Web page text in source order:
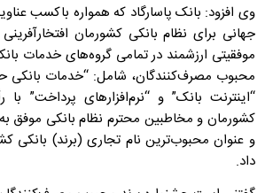
وی افزود: بانک پاسارگاد که همواره باکسب
جهانی برای نظام بانکی کشورمان
موفقیتی ارزشمند در تمامی گروه‌های خدمات
محبوب مصرف‌کنندگان، شامل: “خدمات بانکی
“اینترنت بانک” و “نرم‌افزارهای پرداخت”
کشورمان و مخاطبین محترم نظام بانکی
و عنوان محبوب‌ترین نام تجاری (برند) بانکی
داد.